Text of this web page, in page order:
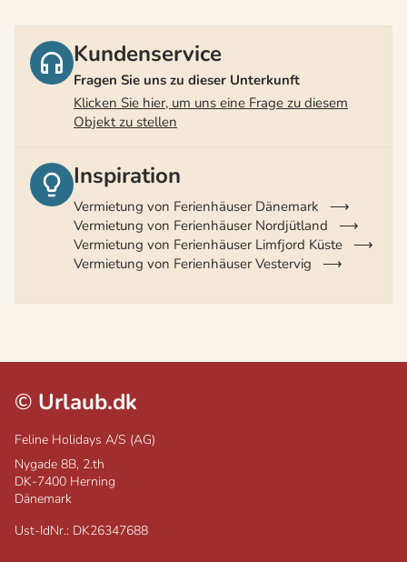
Kundenservice
Fragen Sie uns zu dieser Unterkunft
Klicken Sie hier, um uns eine Frage zu diesem
Objekt zu stellen
Inspiration
Vermietung von Ferienhäuser Dänemark
Vermietung von Ferienhäuser Nordjütland
Vermietung von Ferienhäuser Limfjord Küste
Vermietung von Ferienhäuser Vestervig
© Urlaub.dk
Feline Holidays A/S (AG)
Nygade 8B, 2.th
DK-7400 Herning
Dänemark
Ust-IdNr.: DK26347688